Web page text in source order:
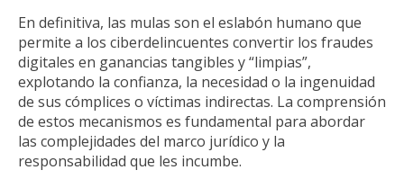
En definitiva, las mulas son el eslabón humano que
permite a los ciberdelincuentes convertir los fraudes
digitales en ganancias tangibles y “limpias”,
explotando la confianza, la necesidad o la ingenuidad
de sus cómplices o víctimas indirectas. La comprensión
de estos mecanismos es fundamental para abordar
las complejidades del marco jurídico y la
responsabilidad que les incumbe.